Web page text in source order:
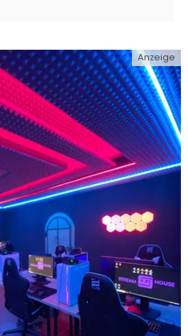
Anzeige